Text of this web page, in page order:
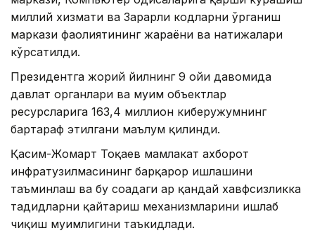
миллий хизмати ва Зарарли кодларни ўрганиш
маркази фаолиятининг жараёни ва натижалари
кўрсатилди.
Президентга жорий йилнинг 9 ойи давомида
давлат органлари ва муҳим объектлар
ресурсларига 163,4 миллион киберҳужумнинг
бартараф этилгани маълум қилинди.
Қасим-Жомарт Тоқаев мамлакат ахборот
инфратузилмасининг барқарор ишлашини
таъминлаш ва бу соҳадаги ҳар қандай хавфсизликка
таҳдидларни қайтариш механизмларини ишлаб
чиқиш муҳимлигини таъкидлади.